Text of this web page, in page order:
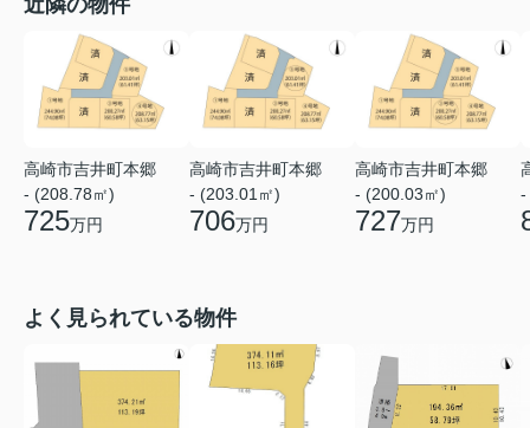
高崎市吉井町本郷
- (208.78㎡)
725万円
高崎市吉井町本郷
- (203.01㎡)
706万円
高崎市吉井町本郷
- (200.03㎡)
727万円
-
よく見られている物件